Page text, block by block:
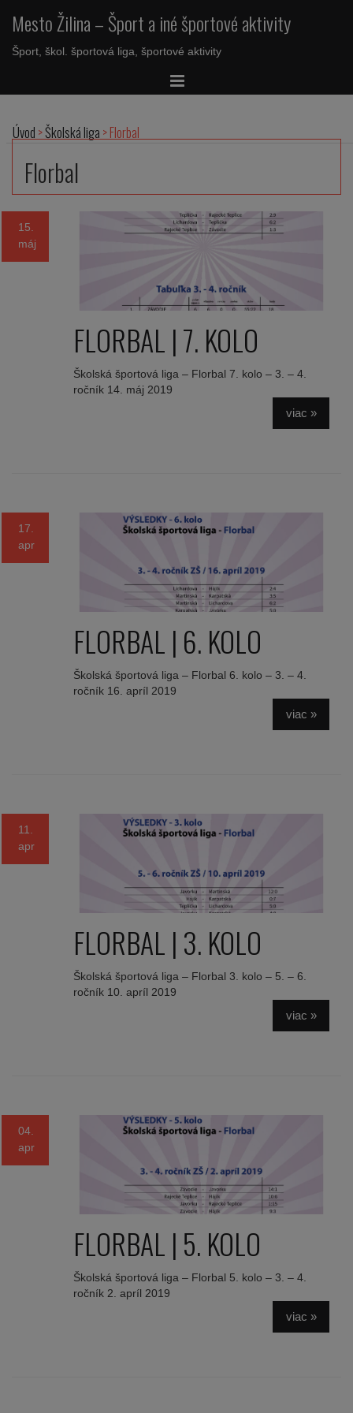
Mesto Žilina – Šport a iné športové aktivity
Šport, škol. športová liga, športové aktivity
Úvod >Školská liga >Florbal
Florbal
15.
máj
FLORBAL | 7. KOLO
Školská športová liga – Florbal 7. kolo – 3. – 4.
ročník 14. máj 2019
viac »
17.
apr
FLORBAL | 6. KOLO
Školská športová liga – Florbal 6. kolo – 3. – 4.
ročník 16. apríl 2019
viac »
11.
apr
FLORBAL | 3. KOLO
Školská športová liga – Florbal 3. kolo – 5. – 6.
ročník 10. apríl 2019
viac »
04.
apr
FLORBAL | 5. KOLO
Školská športová liga – Florbal 5. kolo – 3. – 4.
ročník 2. apríl 2019
viac »